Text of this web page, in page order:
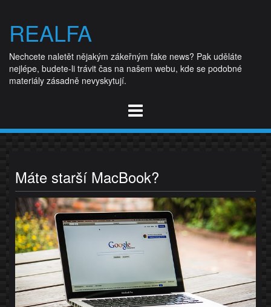
content
REALFA
Nechcete naletět nějakým zákeřným fake news? Pak uděláte
nejlépe, budete-li trávit čas na našem webu, kde se podobné
materiály zásadně nevyskytují.
Máte starší MacBook?